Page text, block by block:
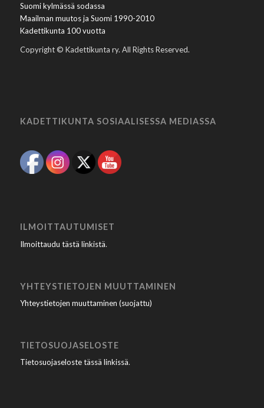
Suomi kylmässä sodassa
Maailman muutos ja Suomi 1990-2010
Kadettikunta 100 vuotta
Copyright © Kadettikunta ry. All Rights Reserved.
KADETTIKUNTA SOSIAALISESSA MEDIASSA
ILMOITTAUTUMISET
Ilmoittaudu tästä linkistä.
YHTEYSTIETOJEN MUUTTAMINEN
Yhteystietojen muuttaminen (suojattu)
TIETOSUOJASELOSTE
Tietosuojaseloste tässä linkissä.